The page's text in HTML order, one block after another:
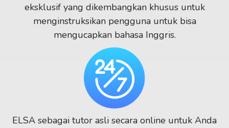
eksklusif yang dikembangkan khusus untuk
menginstruksikan pengguna untuk bisa
mengucapkan bahasa Inggris.
ELSA sebagai tutor asli secara online untuk Anda